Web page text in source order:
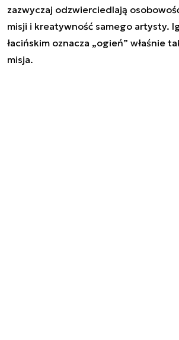
zazwyczaj odzwierciedlają
misji i kreatywność samego artysty.
łacińskim oznacza „ogień” właśnie
misja.